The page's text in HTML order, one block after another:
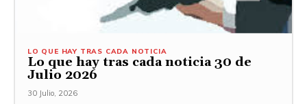
LO QUE HAY TRAS CADA NOTICIA
Lo que hay tras cada noticia 30 de
Julio 2026
30 Julio, 2026